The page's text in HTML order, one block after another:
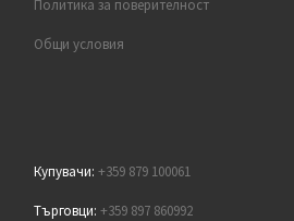
Политика за поверителност
Общи условия
Купувачи:+359 879 100061
Търговци:+359 897 860992